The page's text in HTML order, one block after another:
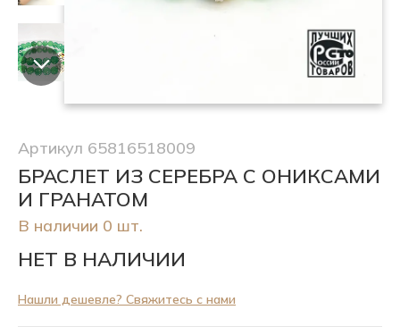
Артикул 65816518009
БРАСЛЕТ ИЗ СЕРЕБРА С ОНИКСАМИ
И ГРАНАТОМ
В наличии 0 шт.
НЕТ В НАЛИЧИИ
Нашли дешевле? Свяжитесь с нами